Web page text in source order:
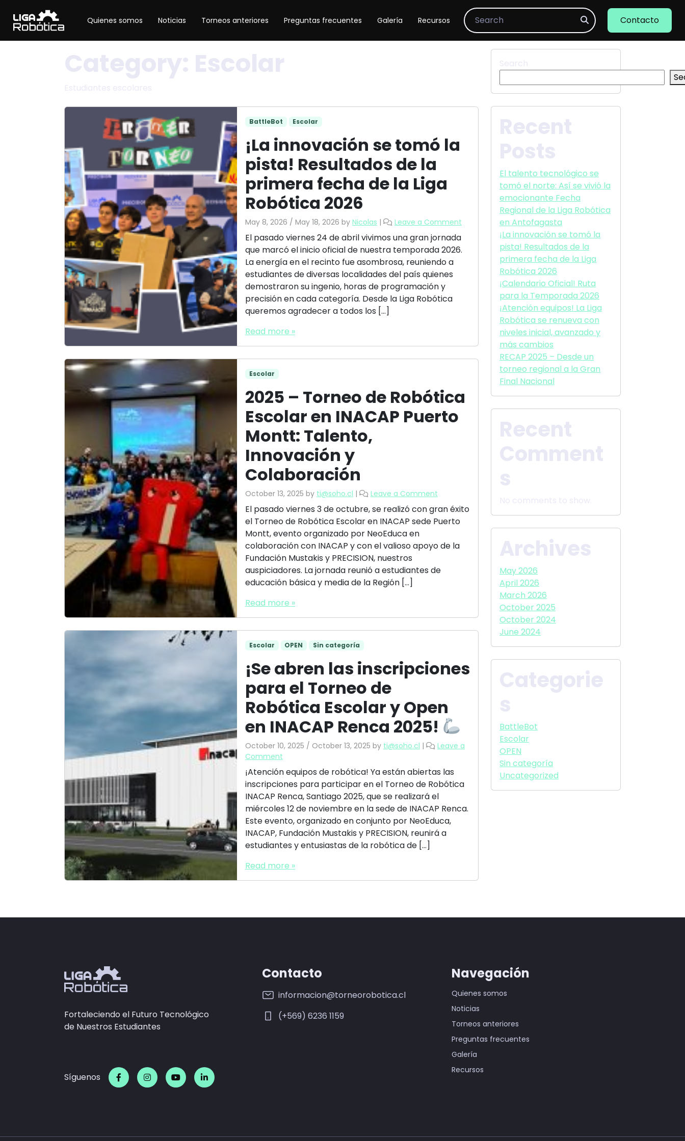
Quienes somos Noticias Torneos anteriores Preguntas frecuentes Galería Recursos Search Contacto
BattleBot Escolar
¡La innovación se tomó la
pista! Resultados de la
primera fecha de la Liga
Robótica 2026
May 8, 2026 / May 18, 2026 by Nicolas | Leave a Comment
El pasado viernes 24 de abril vivimos una gran jornada
que marcó el inicio oficial de nuestra temporada 2026.
La energía en el recinto fue asombrosa, reuniendo a
estudiantes de diversas localidades del país quienes
demostraron su ingenio, horas de programación y
precisión en cada categoría. Desde la Liga Robótica
queremos agradecer a todos los […]
Read more »
Escolar
2025 – Torneo de Robótica
Escolar en INACAP Puerto
Montt: Talento,
Innovación y
Colaboración
October 13, 2025 by ti@soho.cl | Leave a Comment
El pasado viernes 3 de octubre, se realizó con gran éxito
el Torneo de Robótica Escolar en INACAP sede Puerto
Montt, evento organizado por NeoEduca en
colaboración con INACAP y con el valioso apoyo de la
Fundación Mustakis y PRECISION, nuestros
auspiciadores. La jornada reunió a estudiantes de
educación básica y media de la Región […]
Read more »
Escolar OPEN Sin categoría
¡Se abren las inscripciones
para el Torneo de
Robótica Escolar y Open
en INACAP Renca 2025!
October 10, 2025 / October 13, 2025 by ti@soho.cl |
Leave a
Comment
¡Atención equipos de robótica! Ya están abiertas las
inscripciones para participar en el Torneo de Robótica
INACAP Renca, Santiago 2025, que se realizará el
miércoles 12 de noviembre en la sede de INACAP Renca.
Este evento, organizado en conjunto por NeoEduca,
INACAP, Fundación Mustakis y PRECISION, reunirá a
estudiantes y entusiastas de la robótica de […]
Read more »
El talento tecnológico se
tomó el norte: Así se vivió la
emocionante Fecha
Regional de la Liga Robótica
en Antofagasta
¡La innovación se tomó la
pista! Resultados de la
primera fecha de la Liga
Robótica 2026
¡Calendario Oficial! Ruta
para la Temporada 2026
¡Atención equipos! La Liga
Robótica se renueva con
niveles inicial, avanzado y
más cambios
RECAP 2025 – Desde un
torneo regional a la Gran
Final Nacional
May 2026
April 2026
March 2026
October 2025
October 2024
June 2024
BattleBot
Escolar
OPEN
Sin categoría
Uncategorized
Fortaleciendo el Futuro Tecnológico
de Nuestros Estudiantes
Síguenos
Contacto
informacion@torneorobotica.cl
(+569) 6236 1159
Navegación
Quienes somos
Noticias
Torneos anteriores
Preguntas frecuentes
Galería
Recursos